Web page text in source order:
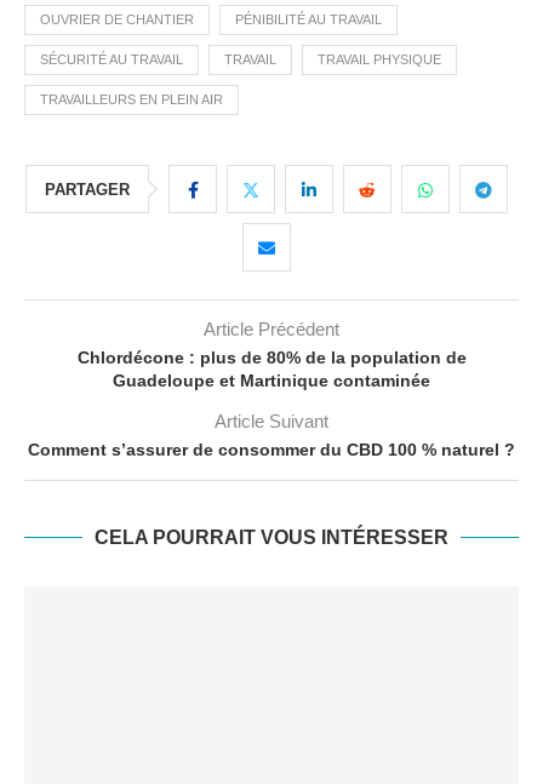
OUVRIER DE CHANTIER PÉNIBILITÉ AU TRAVAIL
SÉCURITÉ AU TRAVAIL TRAVAIL TRAVAIL PHYSIQUE
TRAVAILLEURS EN PLEIN AIR
PARTAGER
Article Précédent
Chlordécone : plus de 80% de la population de
Guadeloupe et Martinique contaminée
Article Suivant
Comment s’assurer de consommer du CBD 100 % naturel ?
CELA POURRAIT VOUS INTÉRESSER